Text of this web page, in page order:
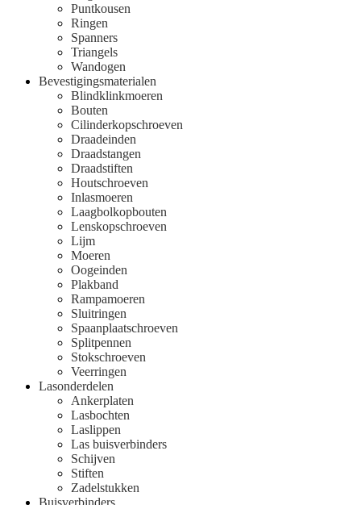
Puntkousen
Ringen
Spanners
Triangels
Wandogen
Bevestigingsmaterialen
Blindklinkmoeren
Bouten
Cilinderkopschroeven
Draadeinden
Draadstangen
Draadstiften
Houtschroeven
Inlasmoeren
Laagbolkopbouten
Lenskopschroeven
Lijm
Moeren
Oogeinden
Plakband
Rampamoeren
Sluitringen
Spaanplaatschroeven
Splitpennen
Stokschroeven
Veerringen
Lasonderdelen
Ankerplaten
Lasbochten
Laslippen
Las buisverbinders
Schijven
Stiften
Zadelstukken
Buisverbinders